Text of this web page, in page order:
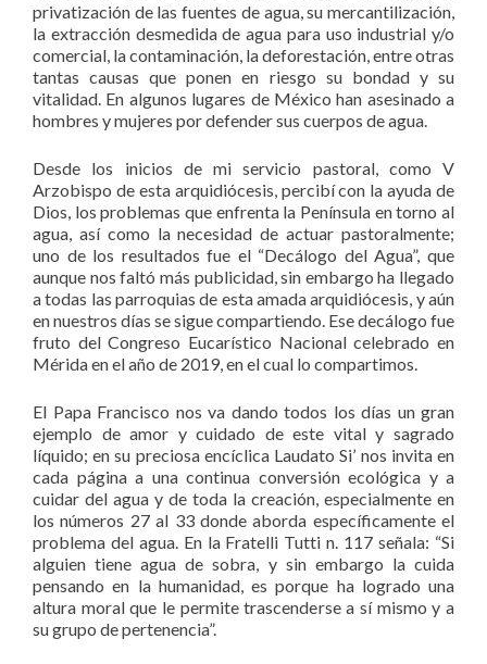
privatización de las fuentes de agua, su mercantilización,
la extracción desmedida de agua para uso industrial y/o
comercial, la contaminación, la deforestación, entre otras
tantas causas que ponen en riesgo su bondad y su
vitalidad. En algunos lugares de México han asesinado a
hombres y mujeres por defender sus cuerpos de agua.
Desde los inicios de mi servicio pastoral, como V
Arzobispo de esta arquidiócesis, percibí con la ayuda de
Dios, los problemas que enfrenta la Península en torno al
agua, así como la necesidad de actuar pastoralmente;
uno de los resultados fue el “Decálogo del Agua”, que
aunque nos faltó más publicidad, sin embargo ha llegado
a todas las parroquias de esta amada arquidiócesis, y aún
en nuestros días se sigue compartiendo. Ese decálogo fue
fruto del Congreso Eucarístico Nacional celebrado en
Mérida en el año de 2019, en el cual lo compartimos.
El Papa Francisco nos va dando todos los días un gran
ejemplo de amor y cuidado de este vital y sagrado
líquido; en su preciosa encíclica Laudato Si’ nos invita en
cada página a una continua conversión ecológica y a
cuidar del agua y de toda la creación, especialmente en
los números 27 al 33 donde aborda específicamente el
problema del agua. En la Fratelli Tutti n. 117 señala: “Si
alguien tiene agua de sobra, y sin embargo la cuida
pensando en la humanidad, es porque ha logrado una
altura moral que le permite trascenderse a sí mismo y a
su grupo de pertenencia”.